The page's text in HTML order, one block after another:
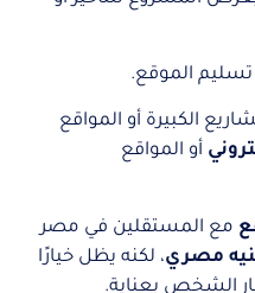
تسليم الموقع.
الكبيرة أو المواقع
أو المواقع
مع المستقلين في مصر
، لكنه يظل خيارًا
الشخص بعناية.